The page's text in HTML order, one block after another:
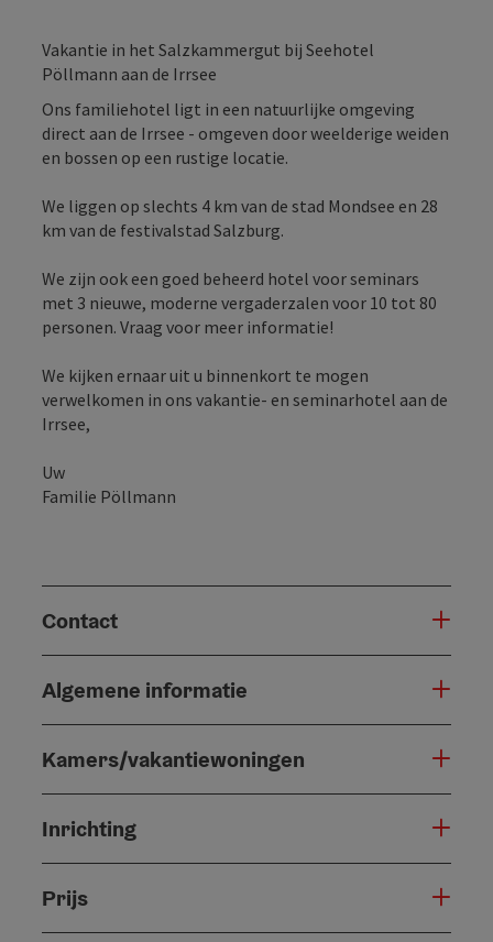
Vakantie in het Salzkammergut bij Seehotel
Pöllmann aan de Irrsee
Ons familiehotel ligt in een natuurlijke omgeving
direct aan de Irrsee - omgeven door weelderige weiden
en bossen op een rustige locatie.
We liggen op slechts 4 km van de stad Mondsee en 28
km van de festivalstad Salzburg.
We zijn ook een goed beheerd hotel voor seminars
met 3 nieuwe, moderne vergaderzalen voor 10 tot 80
personen. Vraag voor meer informatie!
We kijken ernaar uit u binnenkort te mogen
verwelkomen in ons vakantie- en seminarhotel aan de
Irrsee,
Uw
Familie Pöllmann
Contact
Algemene informatie
Kamers/vakantiewoningen
Inrichting
Prijs